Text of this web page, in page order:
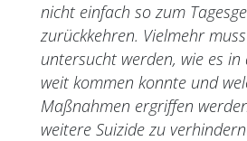
nicht einfach so zum
zurückkehren. Vielmehr
untersucht werden, wie es in
weit kommen konnte und
Maßnahmen ergriffen
weitere Suizide zu